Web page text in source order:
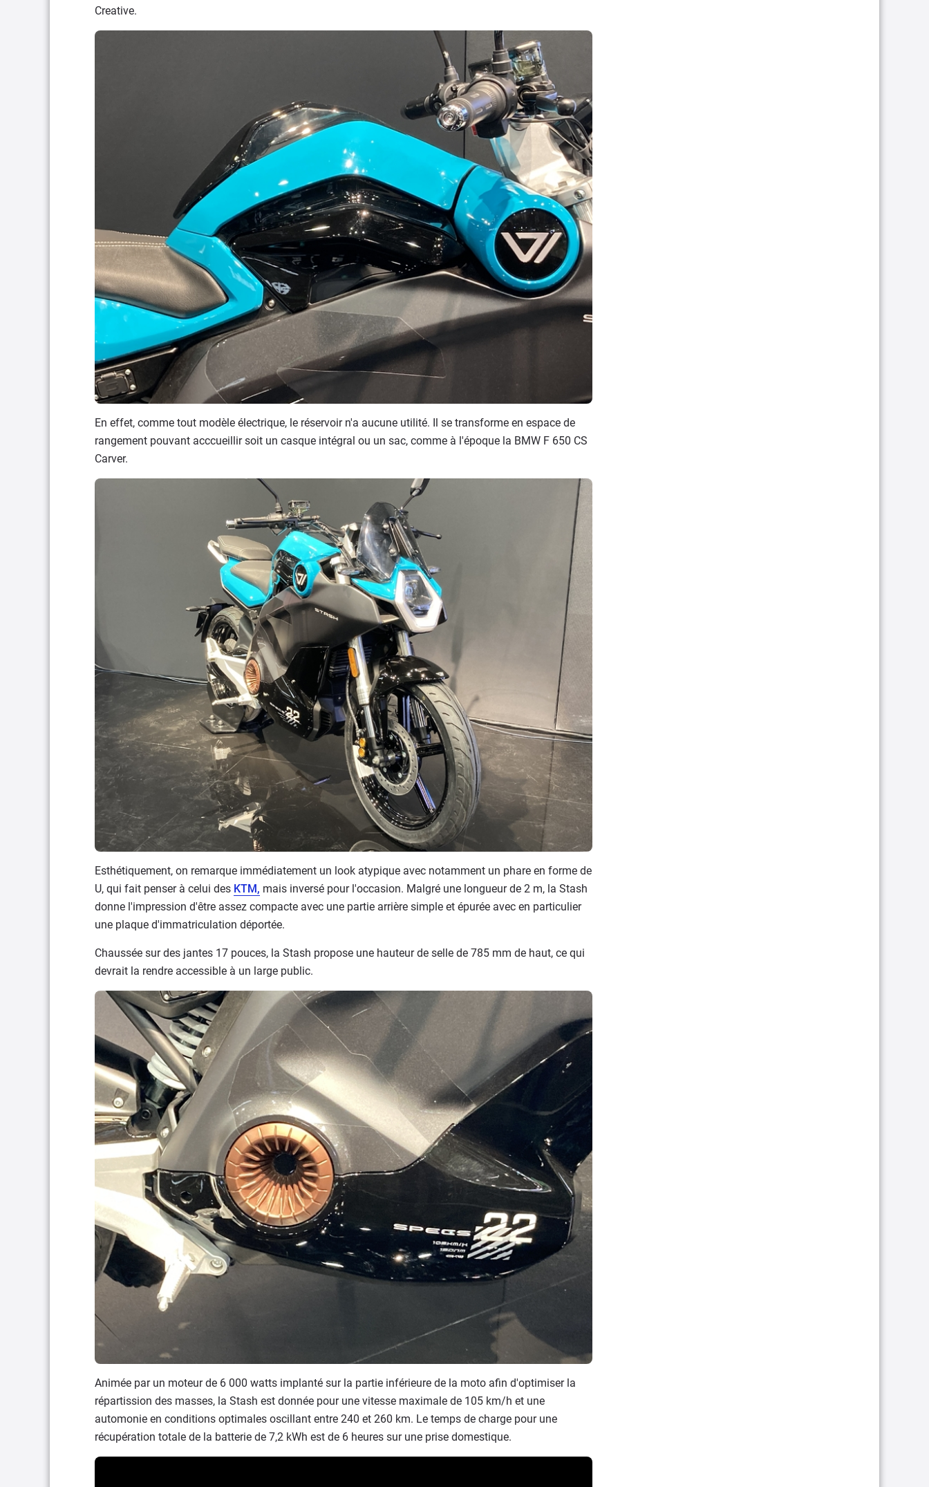
Creative.
En effet, comme tout modèle électrique, le réservoir n'a aucune utilité. Il se transforme en espace de
rangement pouvant acccueillir soit un casque intégral ou un sac, comme à l'époque la BMW F 650 CS
Carver.
Esthétiquement, on remarque immédiatement un look atypique avec notamment un phare en forme de
U, qui fait penser à celui des KTM, mais inversé pour l'occasion. Malgré une longueur de 2 m, la Stash
donne l'impression d'être assez compacte avec une partie arrière simple et épurée avec en particulier
une plaque d'immatriculation déportée.
Chaussée sur des jantes 17 pouces, la Stash propose une hauteur de selle de 785 mm de haut, ce qui
devrait la rendre accessible à un large public.
Animée par un moteur de 6 000 watts implanté sur la partie inférieure de la moto afin d'optimiser la
répartission des masses, la Stash est donnée pour une vitesse maximale de 105 km/h et une
automonie en conditions optimales oscillant entre 240 et 260 km. Le temps de charge pour une
récupération totale de la batterie de 7,2 kWh est de 6 heures sur une prise domestique.